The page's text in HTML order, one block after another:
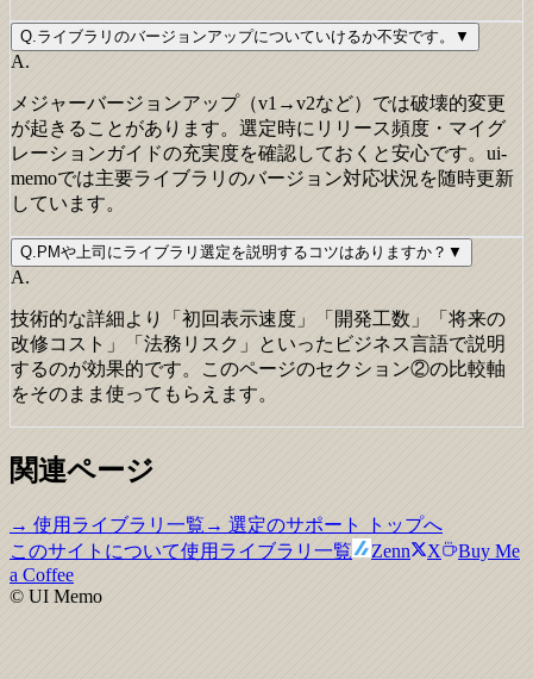
Q.ライブラリのバージョンアップについていけるか不安です。 ▼
A.
メジャーバージョンアップ（v1→v2など）では破壊的変更
が起きることがあります。選定時にリリース頻度・マイグ
レーションガイドの充実度を確認しておくと安心です。ui-
memoでは主要ライブラリのバージョン対応状況を随時更新
しています。
Q. PMや上司にライブラリ選定を説明するコツはありますか？ ▼
A.
技術的な詳細より「初回表示速度」「開発工数」「将来の
改修コスト」「法務リスク」といったビジネス言語で説明
するのが効果的です。このページのセクション②の比較軸
をそのまま使ってもらえます。
関連ページ
→ 使用ライブラリ一覧 → 選定のサポート トップへ
このサイトについて使用ライブラリ一覧 Zenn X
Buy Me
a Coffee
© UI Memo